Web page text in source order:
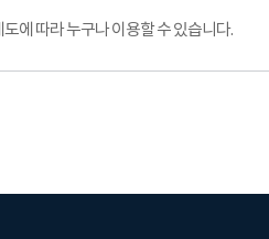
에 따라 누구나 이용할 수 있습니다.